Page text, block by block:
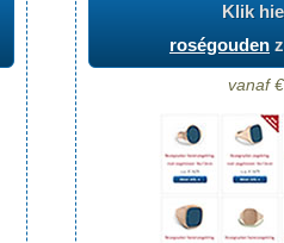
Klik
roségouden
vanaf